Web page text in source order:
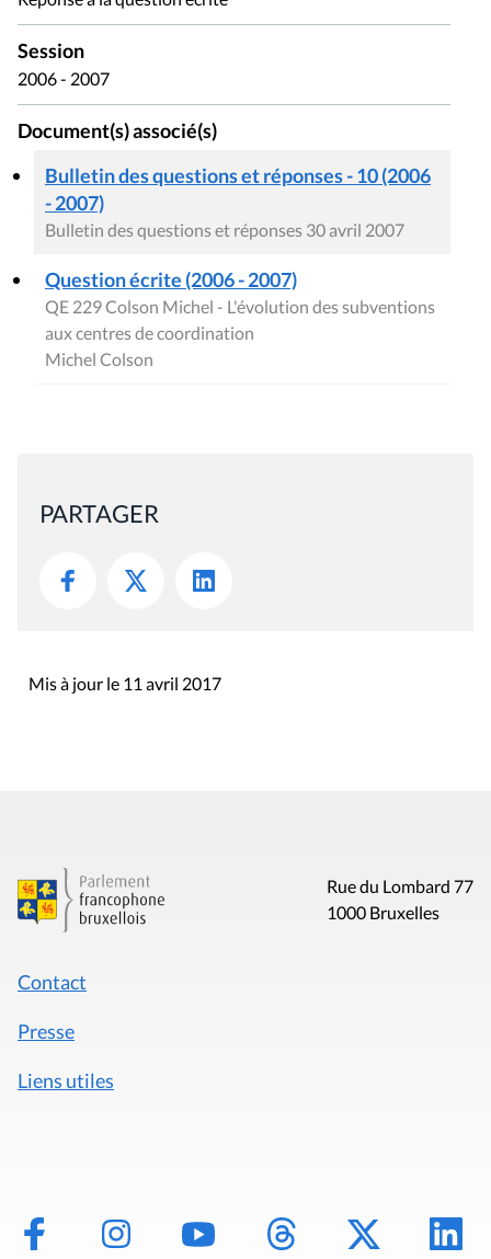
Session
2006 - 2007
Document(s) associé(s)
Bulletin des questions et réponses - 10 (2006
- 2007)
Bulletin des questions et réponses 30 avril 2007
Question écrite (2006 - 2007)
QE 229 Colson Michel - L'évolution des subventions
aux centres de coordination
Michel Colson
PARTAGER
Mis à jour le 11 avril 2017
Rue du Lombard 77
1000 Bruxelles
Contact
Presse
Liens utiles